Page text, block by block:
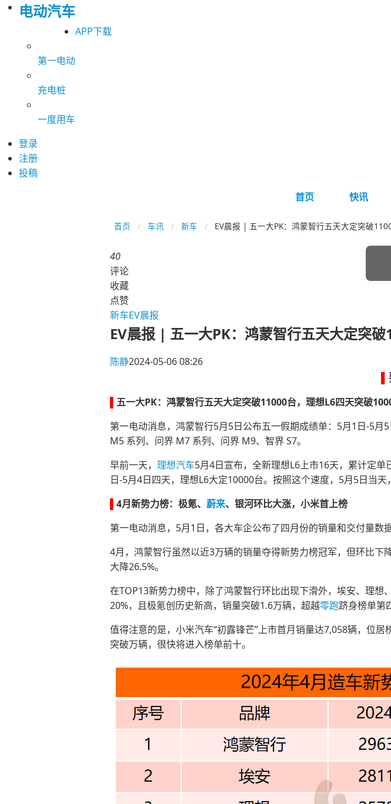
电动汽车
APP下载
第一电动
充电桩
一度用车
登录
注册
投稿
首页
快讯
首页 车讯 新车 EV晨报 | 五一大PK：鸿蒙智行五天大定突破
40
评论
收藏
点赞
新车EV晨报
EV晨报 | 五一大PK：鸿蒙智行五天大定突
陈静2024-05-06 08:26
五一大PK：鸿蒙智行五天大定突破11000台， 理想L6四天突破
第一电动消息， 鸿蒙智行5月5日公布五一假期成绩单：5月1日-5月
M5 系列、问界 M7 系列、问界 M9、智界 S7。
早前一天， 理想汽车5月4日宣布，全新理想L6上市16天，累计定单
日-5月4日四天，理想L6大定10000台。 按照这个速度，5月5日当天
4月新势力榜：极氪、 蔚来、 银河环比大涨， 小米首上榜
第一电动消息，5月1日，各大车企公布了四月份的销量和交付量数据
4月，鸿蒙智行虽然以近3万辆的销量夺得新势力榜冠军，但环比
大降26.5%。
在TOP13新势力榜中，除了鸿蒙智行环比出现下滑外，埃安、理
20%，且极氪创历史新高，销量突破1.6万辆，超越零跑跻身榜单第
值得注意的是，小米汽车“初露锋芒”上市首月销量达7,058辆，位
突破万辆，很快将进入榜单前十。